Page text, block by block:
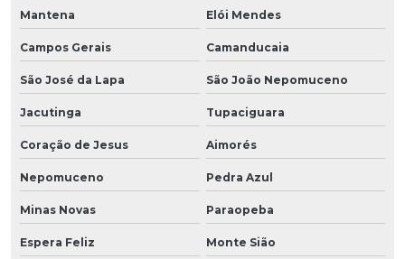
Mantena Elói Mendes
Campos Gerais Camanducaia
São José da Lapa São João Nepomuceno
Jacutinga Tupaciguara
Coração de Jesus Aimorés
Nepomuceno Pedra Azul
Minas Novas Paraopeba
Espera Feliz Monte Sião